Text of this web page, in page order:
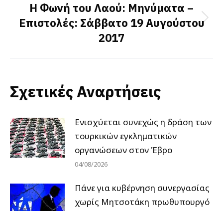
Next
post:
Η Φωνή του Λαού: Μηνύματα –
Επιστολές: Σάββατο 19 Αυγούστου
2017
Σχετικές Αναρτήσεις
Ενισχύεται συνεχώς η δράση των
τουρκικών εγκληματικών
οργανώσεων στον Έβρο
04/08/2026
Πάνε για κυβέρνηση συνεργασίας
χωρίς Μητσοτάκη πρωθυπουργό